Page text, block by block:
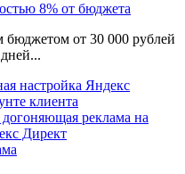
8% от бюджета
бюджетом от 30 000 рублей
настройка Яндекс
клиента
реклама на
Директ